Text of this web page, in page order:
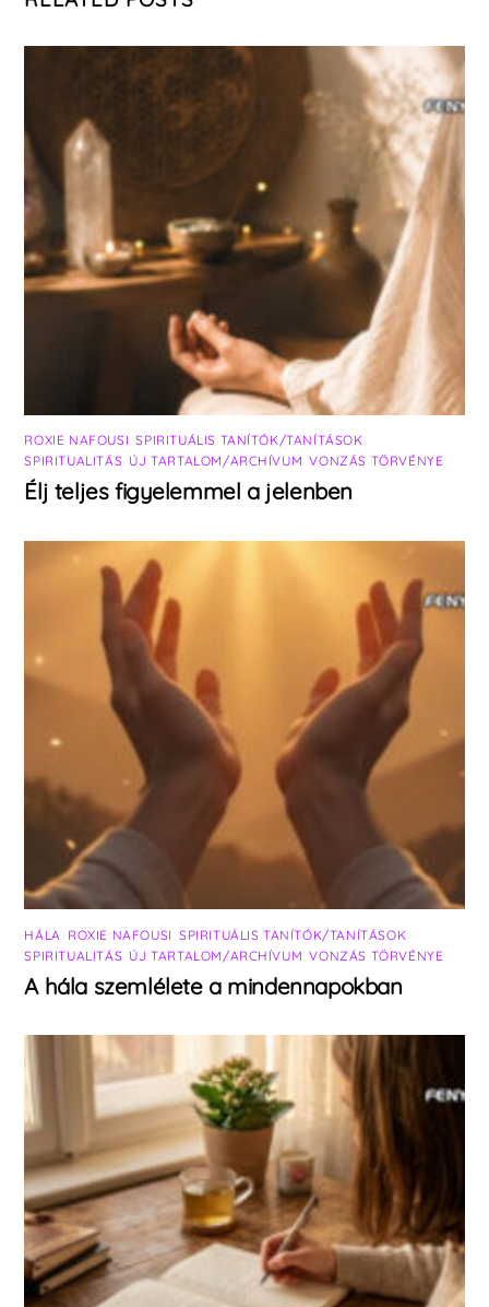
ROXIE NAFOUSI ,SPIRITUÁLIS TANÍTÓK/TANÍTÁSOK
SPIRITUALITÁS ÚJ TARTALOM/ARCHÍVUM ,VONZÁS TÖRVÉNYE
Élj teljes figyelemmel a jelenben
HÁLA ROXIE NAFOUSI SPIRITUÁLIS TANÍTÓK/TANÍTÁSOK
SPIRITUALITÁS ÚJ TARTALOM/ARCHÍVUM ,VONZÁS TÖRVÉNYE
A hála szemlélete a mindennapokban